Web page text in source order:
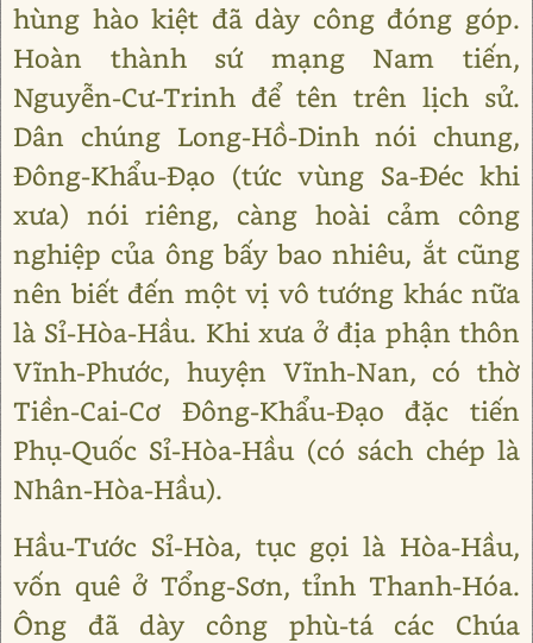
hùng hào kiệt đã dày công đóng góp.
Hoàn thành sứ mạng Nam tiến,
Nguyễn-Cư-Trinh để tên trên lịch sử.
Dân chúng Long-Hồ-Dinh nói chung,
Đông-Khẩu-Đạo (tức vùng Sa-Đéc khi
xưa) nói riêng, càng hoài cảm công
nghiệp của ông bấy bao nhiêu, ắt cũng
nên biết đến một vị vô tướng khác nữa
là Sỉ-Hòa-Hầu. Khi xưa ở địa phận thôn
Vĩnh-Phước, huyện Vĩnh-Nan, có thờ
Tiền-Cai-Cơ Đông-Khẩu-Đạo đặc tiến
Phụ-Quốc Sỉ-Hòa-Hầu (có sách chép là
Nhân-Hòa-Hầu).
Hầu-Tước Sỉ-Hòa, tục gọi là Hòa-Hầu,
vốn quê ở Tổng-Sơn, tỉnh Thanh-Hóa.
Ông đã dày công phù-tá các Chúa